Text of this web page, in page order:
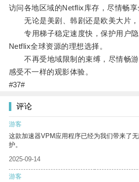
访问各地区域的Netflix库存，尽情畅享
无论是美剧、韩剧还是欧美大片，
专用梯子稳定速度快，保护用户隐
Netflix全球资源的理想选择。
不再受地域限制的束缚，尽情畅游
感受不一样的观影体验。
#37#
评论
游客
这款加速器VPM应用程序已经为我们带来了
护。
2025-09-14
游客